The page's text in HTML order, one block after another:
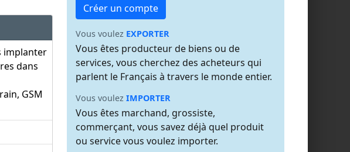
implanter
dans
GSM
Créer un compte
Vous voulez EXPORTER
Vous êtes producteur de biens ou de
services, vous cherchez des acheteurs qui
parlent le Français à travers le monde entier.
Vous voulez IMPORTER
Vous êtes marchand, grossiste,
commerçant, vous savez déjà quel produit
ou service vous voulez importer.